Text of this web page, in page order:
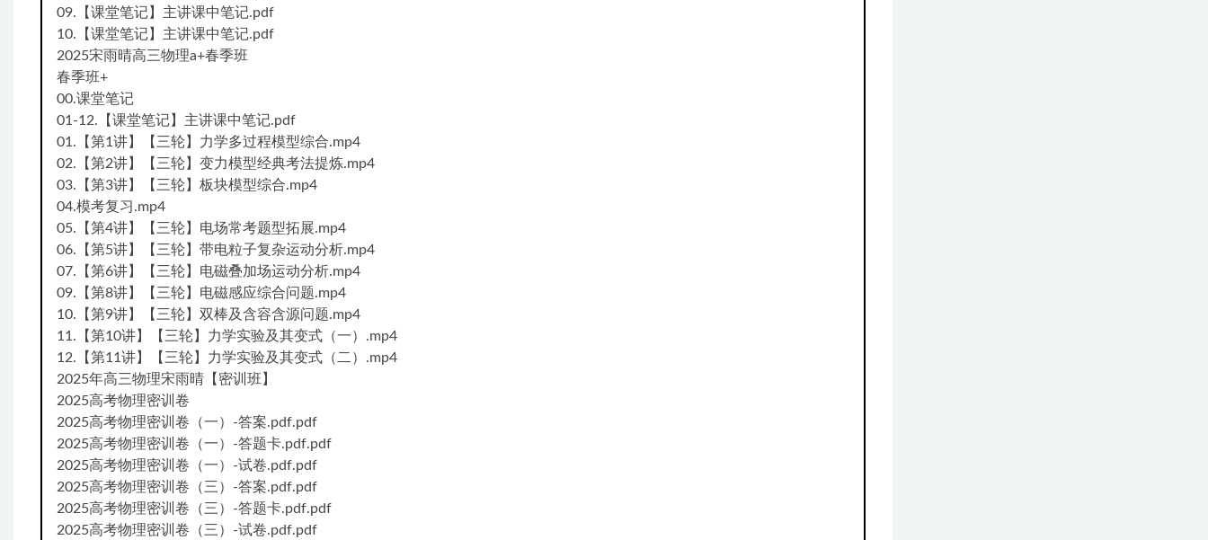
09.【课堂笔记】主讲课中笔记.pdf
10.【课堂笔记】主讲课中笔记.pdf
2025宋雨晴高三物理a+春季班
春季班+
00.课堂笔记
01-12.【课堂笔记】主讲课中笔记.pdf
01.【第1讲】【三轮】力学多过程模型综合.mp4
02.【第2讲】【三轮】变力模型经典考法提炼.mp4
03.【第3讲】【三轮】板块模型综合.mp4
04.模考复习.mp4
05.【第4讲】【三轮】电场常考题型拓展.mp4
06.【第5讲】【三轮】带电粒子复杂运动分析.mp4
07.【第6讲】【三轮】电磁叠加场运动分析.mp4
09.【第8讲】【三轮】电磁感应综合问题.mp4
10.【第9讲】【三轮】双棒及含容含源问题.mp4
11.【第10讲】【三轮】力学实验及其变式（一）.mp4
12.【第11讲】【三轮】力学实验及其变式（二）.mp4
2025年高三物理宋雨晴【密训班】
2025高考物理密训卷
2025高考物理密训卷（一）-答案.pdf.pdf
2025高考物理密训卷（一）-答题卡.pdf.pdf
2025高考物理密训卷（一）-试卷.pdf.pdf
2025高考物理密训卷（三）-答案.pdf.pdf
2025高考物理密训卷（三）-答题卡.pdf.pdf
2025高考物理密训卷（三）-试卷.pdf.pdf